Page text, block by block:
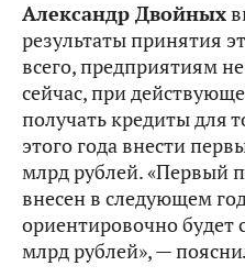
Александр Двойных
результаты принятия
всего, предприятиям
сейчас, при
получать кредиты для
этого года внести
млрд рублей. «Первый
внесен в следующем
ориентировочно будет
млрд рублей», —